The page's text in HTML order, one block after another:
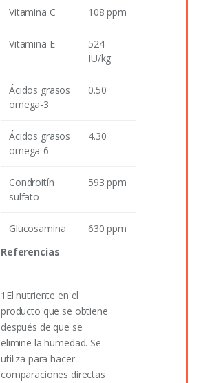
Vitamina C 108 ppm
Vitamina E
524
IU/kg
Ácidos grasos
omega-3
0.50
Ácidos grasos
omega-6
4.30
Condroitín
sulfato
593 ppm
Glucosamina
630 ppm
Referencias
1 El nutriente en el
producto que se obtiene
después de que se
elimine la humedad. Se
utiliza para hacer
comparaciones directas